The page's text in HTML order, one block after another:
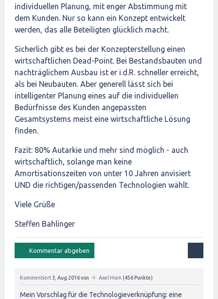
individuellen Planung, mit enger Abstimmung mit
dem Kunden. Nur so kann ein Konzept entwickelt
werden, das alle Beteiligten glücklich macht.
Sicherlich gibt es bei der Konzepterstellung einen
wirtschaftlichen Dead-Point. Bei Bestandsbauten und
nachträglichem Ausbau ist er i.d.R. schneller erreicht,
als bei Neubauten. Aber generell lässt sich bei
intelligenter Planung eines auf die individuellen
Bedürfnisse des Kunden angepassten
Gesamtsystems meist eine wirtschaftliche Lösung
finden.
Fazit: 80% Autarkie und mehr sind möglich - auch
wirtschaftlich, solange man keine
Amortisationszeiten von unter 10 Jahren anvisiert
UND die richtigen/passenden Technologien wählt.
Viele Grüße
Steffen Bahlinger
Kommentiert 3, Aug 2016von ✦ Axel Horn (456 Punkte)
Mein Vorschlag für die Technologieverknüpfung: eine